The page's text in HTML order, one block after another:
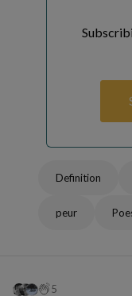
Definition
peur
5